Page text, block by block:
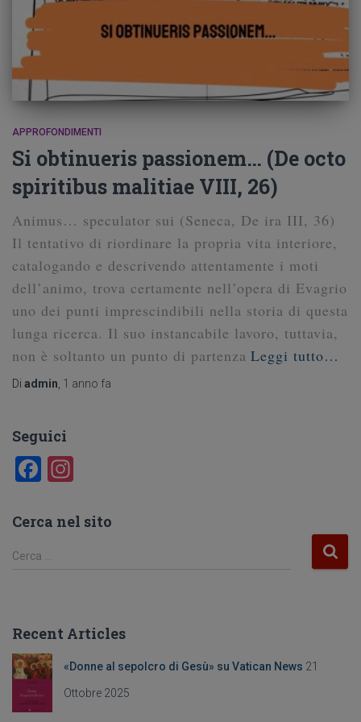
APPROFONDIMENTI
Si obtinueris passionem… (De octo
spiritibus malitiae VIII, 26)
Animus… speculator sui (Seneca, De ira III, 36)
Il tentativo di riordinare la propria vita interiore,
catalogando e descrivendo attentamente i moti
dell’animo, trova certamente nell’opera di Evagrio
uno dei punti imprescindibili nella storia di questa
lunga ricerca. Il suo instancabile lavoro, tuttavia,
non è soltanto un punto di partenza Leggi tutto…
Di admin 1 anno fa
Seguici
F
c
o
k
a
Cerca nel sito
R
c
a
p
Cerca …
Recent Articles
«Donne al sepolcro di Gesù» su Vatican News 21
Ottobre 2025